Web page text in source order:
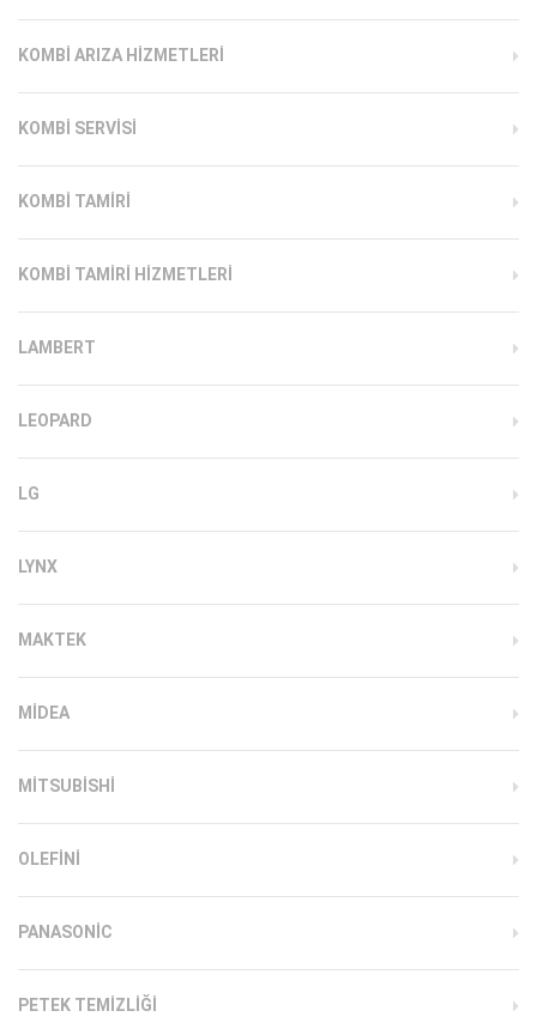
KOMBI ARIZA HIZMETLERI
KOMBI SERVISI
KOMBI TAMIRI
KOMBI TAMIRI HIZMETLERI
LAMBERT
LEOPARD
LG
LYNX
MAKTEK
MIDEA
MITSUBISHI
OLEFINI
PANASONIC
PETEK TEMIZLIĞI